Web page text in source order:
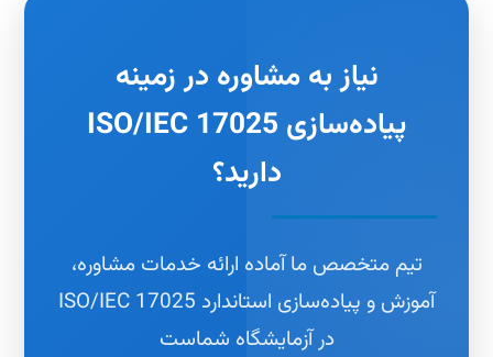
نیاز به مشاوره در زمینه
پیاده‌سازی ISO/IEC 17025
دارید؟
تیم متخصص ما آماده ارائه خدمات مشاوره،
آموزش و پیاده‌سازی استاندارد ISO/IEC 17025
در آزمایشگاه شماست